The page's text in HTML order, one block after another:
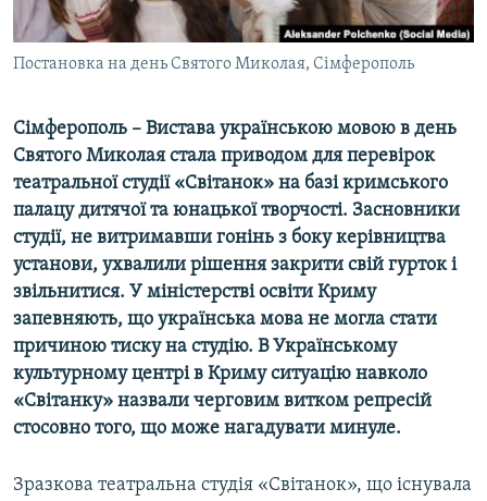
ІНФОГРАФІКА
ДОЛУЧАЙСЯ!
Усі сайти RFE/RL
Постановка на день Святого Миколая, Сімферополь
Сімферополь – Вистава українською мовою в день
Святого Миколая стала приводом для перевірок
театральної студії «Світанок» на базі кримського
палацу дитячої та юнацької творчості. Засновники
студії, не витримавши гонінь з боку керівництва
установи, ухвалили рішення закрити свій гурток і
звільнитися. У міністерстві освіти Криму
запевняють, що українська мова не могла стати
причиною тиску на студію. В Українському
культурному центрі в Криму ситуацію навколо
«Світанку» назвали черговим витком репресій
стосовно того, що може нагадувати минуле.
Зразкова театральна студія «Світанок», що існувала